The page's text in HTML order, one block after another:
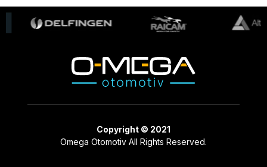
Copyright © 2021
Omega Otomotiv All Rights Reserved.